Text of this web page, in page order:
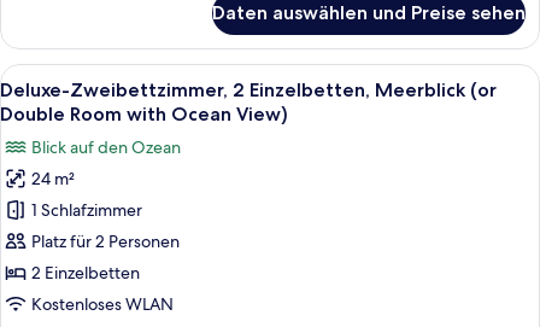
Zweibettzimmer,
2 Einzelbetten,
Stadtblick
Daten auswählen und Preise sehen
Alle
Fotos
Deluxe-
Zweibettzimmer,
2 Einzelbetten,
Meerblick
(or
Double
Ein Hotelzimmer mit einer großen
21
Deluxe-Zweibettzimmer, 2 Einzelbetten, Meerblick (or
Double Room with Ocean View)
Blick auf den Ozean
24 m²
1 Schlafzimmer
Platz für 2 Personen
2 Einzelbetten
Kostenloses WLAN